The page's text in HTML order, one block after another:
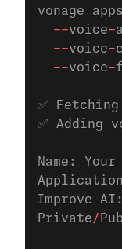
vonage
  --
voice-
  --
voice-
  --
voice-
✅
✅ Adding
Name:
Improve
Private/